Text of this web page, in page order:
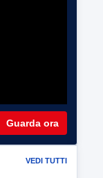
Guarda ora
VEDI TUTTI